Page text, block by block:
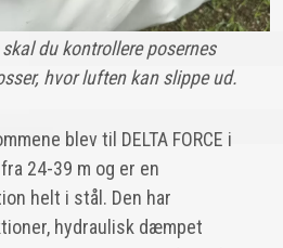
du kontrollere posernes
hvor luften kan slippe ud.
blev til DELTA FORCE i
24-39 m og er en
helt i stål. Den har
hydraulisk dæmpet